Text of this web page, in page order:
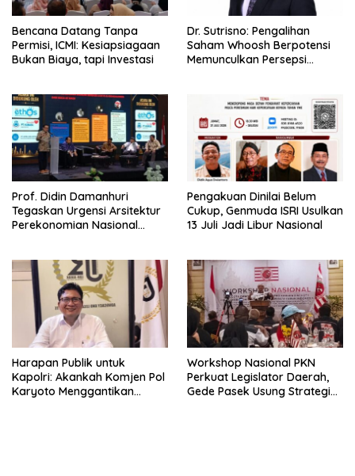
Bencana Datang Tanpa
Permisi, ICMI: Kesiapsiagaan
Bukan Biaya, tapi Investasi
Dr. Sutrisno: Pengalihan
Saham Whoosh Berpotensi
Memunculkan Persepsi
Prof. Didin Damanhuri
Tegaskan Urgensi Arsitektur
Perekonomian Nasional
Nasional
Pengakuan Dinilai Belum
Cukup, Genmuda ISRI Usulkan
13 Juli Jadi Libur Nasional
Harapan Publik untuk
Kapolri: Akankah Komjen Pol
Karyoto Menggantikan
Workshop Nasional PKN
Perkuat Legislator Daerah,
Gede Pasek Usung Strategi